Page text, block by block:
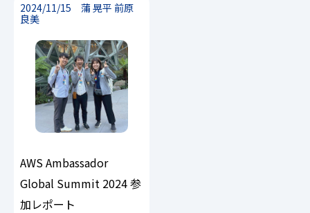
ジタルトラスト(仮称)」と
「NRI金融AIプラットフォー
ム(仮称)」の…
2024/11/15 蒲 晃平 前原
良美
AWS Ambassador
Global Summit 2024 参
加レポート